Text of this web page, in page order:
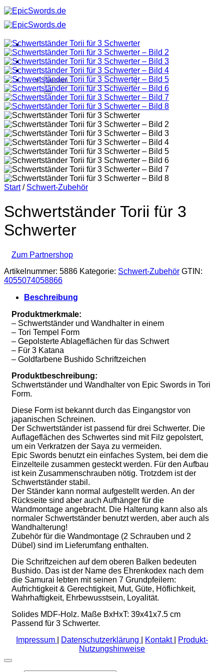
Zum
Inhalt
springen
Suchen
nach:
Start / Schwert-Zubehör
Schwertständer Torii für 3
Schwerter
Zum Partnershop
Artikelnummer: 5886 Kategorie: Schwert-Zubehör GTIN:
4055074058866
Beschreibung
Produktmerkmale:
– Schwertständer und Wandhalter in einem
– Tori Tempel Form
– Gepolsterte Ablageflächen für das Schwert
– Für 3 Katana
– Goldfarbene Bushido Schriftzeichen
Produktbeschreibung:
Schwertständer und Wandhalter von Epic Swords in Tori
Form.
Diese Form ist bekannt durch das Eingangstor von
japanischen Schreinen.
Der Schwertständer ist passend für drei Schwerter. Die
Auflageflächen des Schwertes sind mit Filz gepolstert,
um ein Verkratzen der Saya zu vermeiden.
Epic Swords benutzt ein einfaches System, bei dem die
Einzelteile zusammen gesteckt werden. Für den Aufbau
ist kein Zusammenschrauben nötig. Trotzdem ist der
Schwertständer stabil.
Der Ständer kann normal aufgestellt werden. An der
Rückseite sind aber auch Aufhänger für die
Wandmontage angebracht. Die Halterung kann also als
normaler Schwertständer benutzt werden, aber auch als
Wandhalterung!
Zubehör für die Wandmontage (2 Schrauben und 2
Dübel) sind im Lieferumfang enthalten.
Die Schriftzeichen auf dem oberen Balken bedeuten
Bushido. Das ist der Name des Ehrenkodex nach dem
die Samurai lebten mit seinen 7 Grundpfeilern:
Aufrichtigkeit & Gerechtigkeit, Mut, Güte, Höflichkeit,
Wahrhaftigkeit, Ehrbewusstsein, Loyalität.
Solides MDF-Holz. Maße BxHxT: 39x41x7.5 cm
Passend für 3 Schwerter.
Impressum
Datenschutzerklärung Kontakt
Produkt-
Nutzungshinweise